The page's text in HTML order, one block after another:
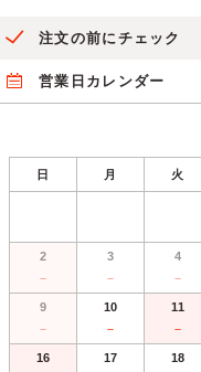
注文の前にチェック
営業日カレンダー
日 月 火
2
－
3
－
4
－
9
－
10
－
11
－
16 17 18